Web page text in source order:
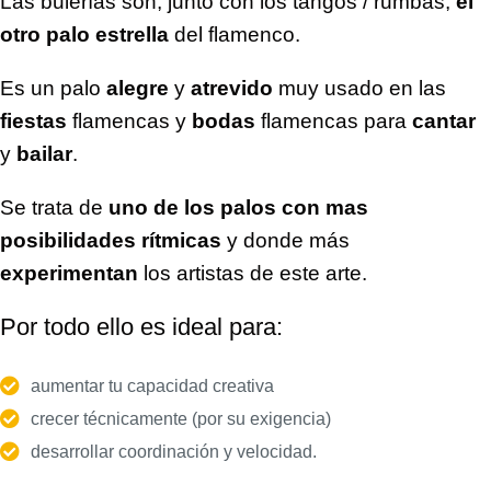
otro palo estrella del flamenco.
Es un palo alegre y atrevido muy usado en las
fiestas flamencas y bodas flamencas para cantar
y bailar.
Se trata de uno de los palos con mas
posibilidades rítmicas y donde más
experimentan los artistas de este arte.
Por todo ello es ideal para:
aumentar tu capacidad creativa
crecer técnicamente (por su exigencia)
desarrollar coordinación y velocidad.